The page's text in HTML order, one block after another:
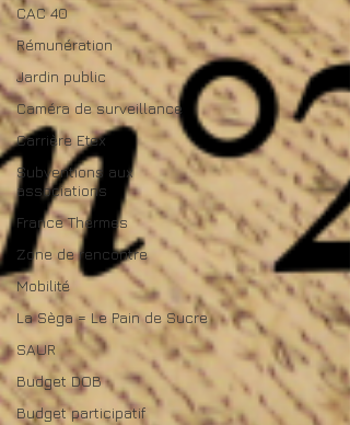
CAC 40
Rémunération
Jardin public
Caméra de surveillance
Carrière Etex
Subventions aux
associations
France Thermes
Zone de rencontre
Mobilité
La Sèga = Le Pain de Sucre
SAUR
Budget DOB
Budget participatif